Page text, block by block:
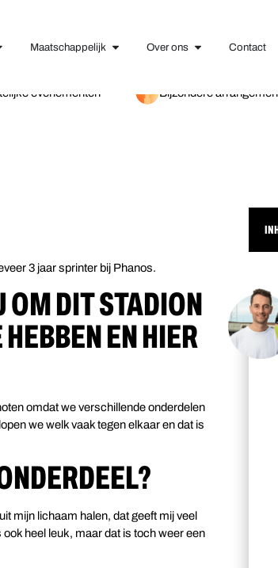
Maatschappelijk Over ons Contact
evenementen Bijzondere
3 jaar sprinter bij Phanos.
OM DIT STADION
EN HIER
omdat we verschillende onderdelen
we welk vaak tegen elkaar en dat is
mijn lichaam halen, dat geeft mij veel
heel leuk, maar dat is toch weer een